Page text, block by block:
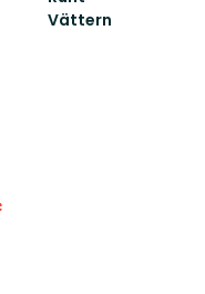
Vättern